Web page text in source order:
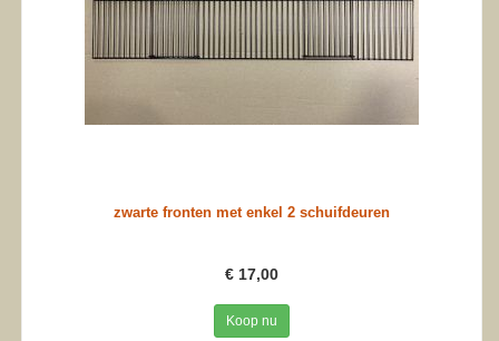
zwarte fronten met enkel 2 schuifdeuren
€ 17,00
Koop nu